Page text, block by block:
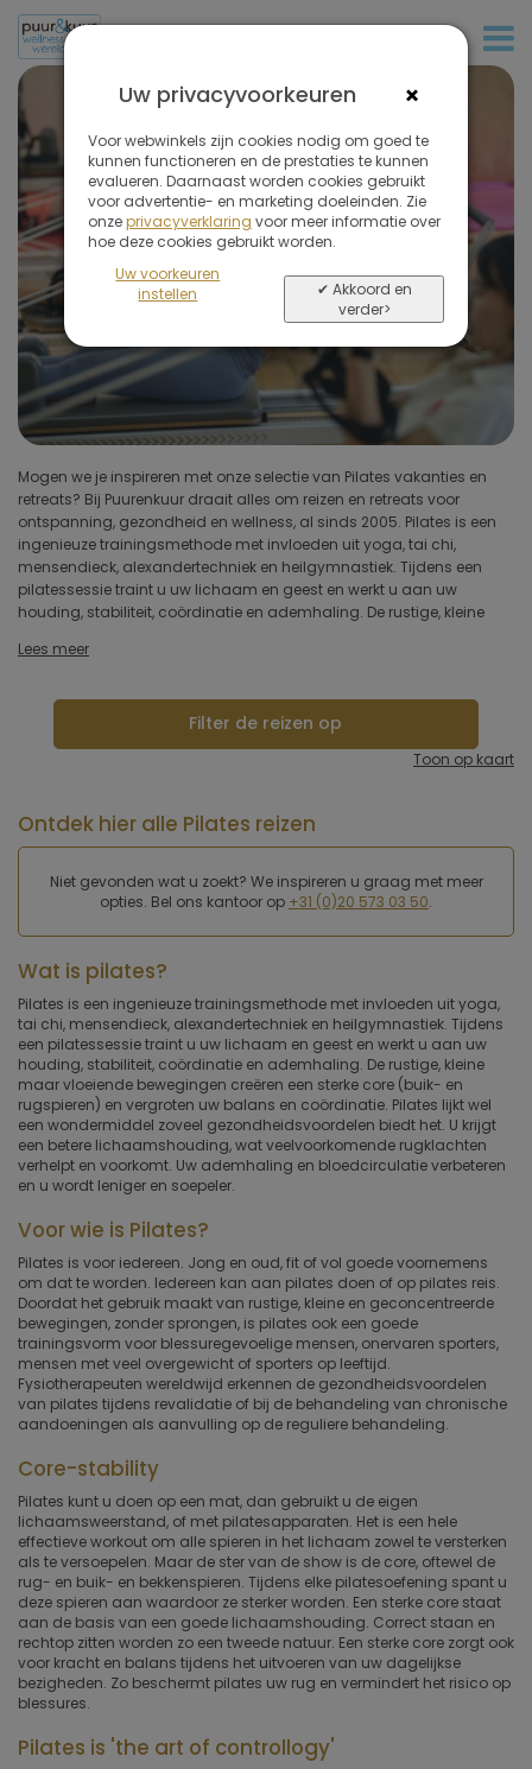
Pilates reizen & Retreats
Balans. Core. Kracht.
Mogen we je inspireren met onze selectie van Pilates vakanties en
retreats? Bij Puurenkuur draait alles om reizen en retreats voor
ontspanning, gezondheid en wellness, al sinds 2005. Pilates is een
ingenieuze trainingsmethode met invloeden uit yoga, tai chi,
mensendieck, alexandertechniek en heilgymnastiek. Tijdens een
pilatessessie traint u uw lichaam en geest en werkt u aan uw
houding, stabiliteit, coördinatie en ademhaling. De rustige, kleine
maar vloeiende bewegingen creëren een sterke core (buik- en
rugspieren) en vergroten uw balans en coördinatie. Pilates lijkt wel
een wondermiddel zoveel gezondheidsvoordelen biedt het. U krijgt
een betere lichaamshouding, wat veelvoorkomende rugklachten
verhelpt en voorkomt. Uw ademhaling en bloedcirculatie verbeteren
Lees meer
Filter de reizen op
Filter
op
Verwijder
alle
filters
Soort reis
(1 geselecteerd)
Bestemmingen
Prijs (exclusief vlucht)
Omgeving hotel
Type hotel
Hotelfaciliteiten
Toepassen
Toon op kaart
Ontdek hier alle Pilates reizen
Niet gevonden wat u zoekt? We inspireren u graag met meer
opties. Bel ons kantoor op +31 (0)20 573 03 50.
Wat is pilates?
Pilates is een ingenieuze trainingsmethode met invloeden uit yoga,
tai chi, mensendieck, alexandertechniek en heilgymnastiek. Tijdens
een pilatessessie traint u uw lichaam en geest en werkt u aan uw
houding, stabiliteit, coördinatie en ademhaling. De rustige, kleine
maar vloeiende bewegingen creëren een sterke core (buik- en
rugspieren) en vergroten uw balans en coördinatie. Pilates lijkt wel
een wondermiddel zoveel gezondheidsvoordelen biedt het. U krijgt
een betere lichaamshouding, wat veelvoorkomende rugklachten
verhelpt en voorkomt. Uw ademhaling en bloedcirculatie verbeteren
en u wordt leniger en soepeler.
Voor wie is Pilates?
Pilates is voor iedereen. Jong en oud, fit of vol goede voornemens
om dat te worden. Iedereen kan aan pilates doen of op pilates reis.
Doordat het gebruik maakt van rustige, kleine en geconcentreerde
bewegingen, zonder sprongen, is pilates ook een goede
trainingsvorm voor blessuregevoelige mensen, onervaren sporters,
mensen met veel overgewicht of sporters op leeftijd.
Fysiotherapeuten wereldwijd erkennen de gezondheidsvoordelen
van pilates tijdens revalidatie of bij de behandeling van chronische
aandoeningen als aanvulling op de reguliere behandeling.
Core-stability
Pilates kunt u doen op een mat, dan gebruikt u de eigen
lichaamsweerstand, of met pilatesapparaten. Het is een hele
effectieve workout om alle spieren in het lichaam zowel te versterken
als te versoepelen. Maar de ster van de show is de core, oftewel de
rug- en buik- en bekkenspieren. Tijdens elke pilatesoefening spant u
deze spieren aan waardoor ze sterker worden. Een sterke core staat
aan de basis van een goede lichaamshouding. Correct staan en
rechtop zitten worden zo een tweede natuur. Een sterke core zorgt ook
voor kracht en balans tijdens het uitvoeren van uw dagelijkse
bezigheden. Zo beschermt pilates uw rug en vermindert het risico op
blessures.
Pilates is 'the art of controllogy'
×
Uw privacyvoorkeuren
Voor webwinkels zijn cookies nodig om goed te
kunnen functioneren en de prestaties te kunnen
evalueren. Daarnaast worden cookies gebruikt
voor advertentie- en marketing doeleinden. Zie
onzeprivacyverklaring voor meer informatie over
hoe deze cookies gebruikt worden.
Uw voorkeuren
instellen
✔ Akkoord en
verder>